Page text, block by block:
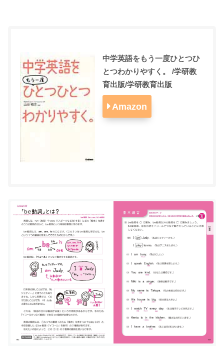
中学英語をもう一度ひとつひ
とつわかりやすく。 /学研教
育出版/学研教育出版
Amazon